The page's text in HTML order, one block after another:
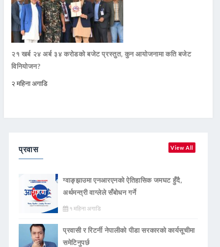
२१ खर्ब २४ अर्ब ३४ करोडको बजेट प्रस्तुत, कुन आयोजनामा कति बजेट
विनियोजन?
२ महिना अगाडि
प्रवास View All
ग्वाङ्झाउमा एनआरएनको ऐतिहासिक जमघट हुँदै,
अर्थमन्त्री वाग्लेले सँबोधन गर्ने
१ महिना अगाडि
प्रवासी र रिटर्नी नेपालीको पीडा सरकारको कार्यसूचीमा
समेटिनुपर्छ